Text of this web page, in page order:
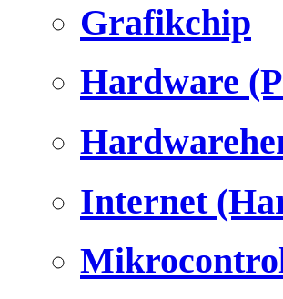
Grafikchip
Hardware
Internet